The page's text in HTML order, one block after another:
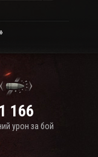
1 166
урон за бой